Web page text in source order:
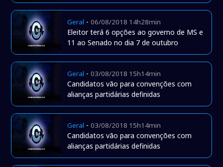
Geral -06/08/2018 14h28min
Eleitor terá 6 opções ao governo de MS e
11 ao Senado no dia 7 de outubro
Geral -03/08/2018 15h14min
Candidatos vão para convenções com
alianças partidárias definidas
Geral -03/08/2018 15h14min
Candidatos vão para convenções com
alianças partidárias definidas